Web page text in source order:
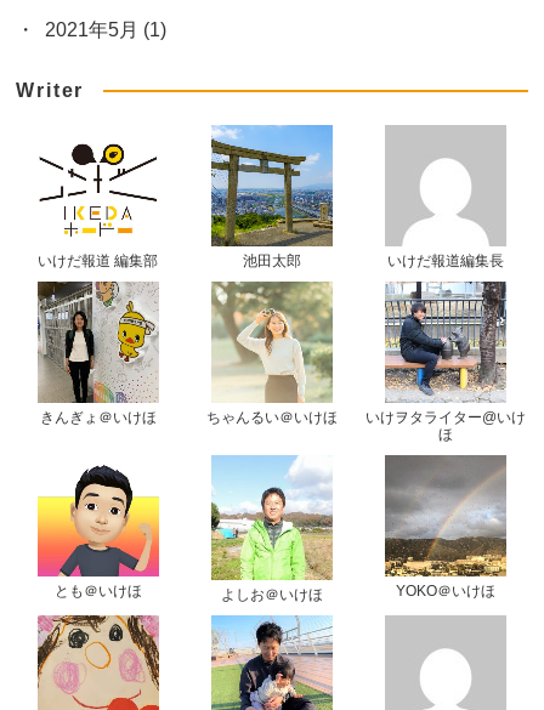
2021年5月 (1)
Writer
いけだ報道 編集部 池田太郎 いけだ報道編集長
きんぎょ＠いけほ ちゃんるい＠いけほ
いけヲタライター@いけ
ほ
とも＠いけほ よしお＠いけほ YOKO＠いけほ